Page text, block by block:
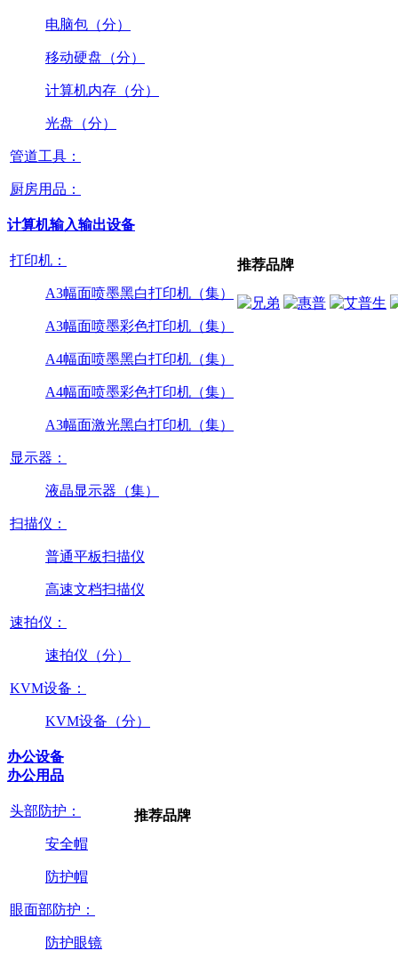
电脑包（分）
移动硬盘（分）
计算机内存（分）
光盘（分）
管道工具：
厨房用品：
计算机输入输出设备
打印机：
A3幅面喷墨黑白打印机（集）
A3幅面喷墨彩色打印机（集）
A4幅面喷墨黑白打印机（集）
A4幅面喷墨彩色打印机（集）
A3幅面激光黑白打印机（集）
显示器：
液晶显示器（集）
扫描仪：
普通平板扫描仪
高速文档扫描仪
速拍仪：
速拍仪（分）
KVM设备：
KVM设备（分）
推荐品牌
办公设备
办公用品
头部防护：
安全帽
防护帽
眼面部防护：
防护眼镜
推荐品牌